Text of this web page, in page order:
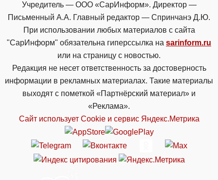
Учредитель — ООО «СарИнформ». Директор —
Письменный А.А. Главный редактор — Спринчанэ Д.Ю.
При использовании любых материалов с сайта
"СарИнформ" обязательна гиперссылка на sarinform.ru
или на страницу с новостью.
Редакция не несет ответственность за достоверность
информации в рекламных материалах. Такие материалы
выходят с пометкой «Партнёрский материал» и
«Реклама».
Сайт использует Cookie и сервиc Яндекс.Метрика